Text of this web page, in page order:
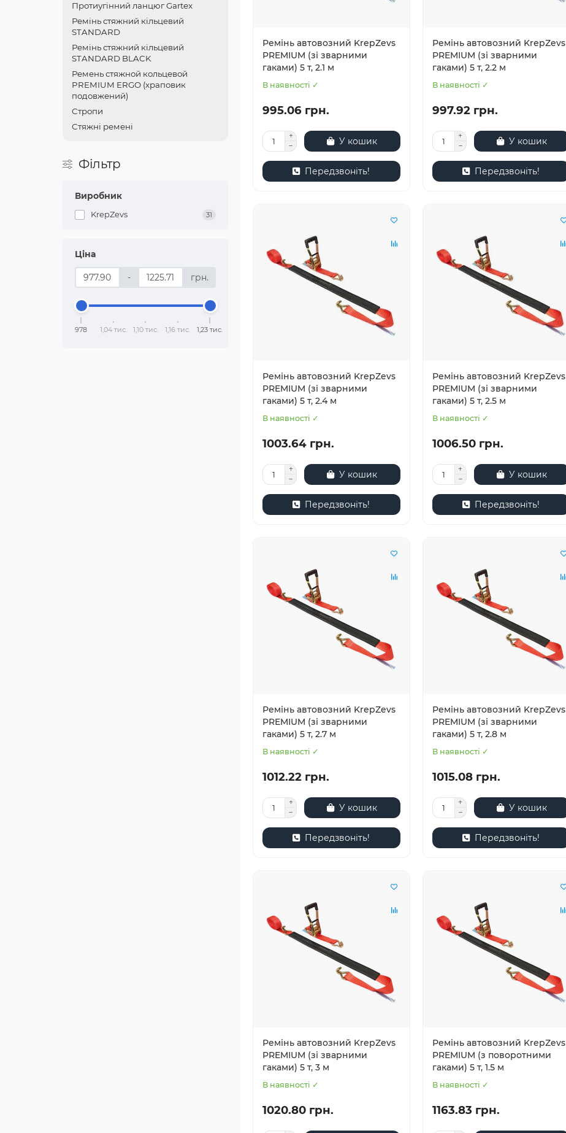
Протиугінний ланцюг Gartex
Ремінь стяжний кільцевий
STANDARD
Ремінь стяжний кільцевий
STANDARD BLACK
Ремень стяжной кольцевой
PREMIUM ERGO (храповик
подовжений)
Стропи
Стяжні ремені
Фільтр
Виробник
KrepZevs 31
Ціна
- грн.
978 1,04 тис. 1,10 тис. 1,16 тис. 1,23 тис.
Ремінь автовозний KrepZevs
PREMIUM (зі зварними
гаками) 5 т, 2.1 м
В наявності ✓
995.06 грн.
У кошик
Передзвоніть!
Ремінь автовозний KrepZevs
PREMIUM (зі зварними
гаками) 5 т, 2.2 м
В наявності ✓
997.92 грн.
У кошик
Передзвоніть!
Ремінь автовозний KrepZevs
PREMIUM (зі зварними
гаками) 5 т, 2.4 м
В наявності ✓
1003.64 грн.
У кошик
Передзвоніть!
Ремінь автовозний KrepZevs
PREMIUM (зі зварними
гаками) 5 т, 2.5 м
В наявності ✓
1006.50 грн.
У кошик
Передзвоніть!
Ремінь автовозний KrepZevs
PREMIUM (зі зварними
гаками) 5 т, 2.7 м
В наявності ✓
1012.22 грн.
У кошик
Передзвоніть!
Ремінь автовозний KrepZevs
PREMIUM (зі зварними
гаками) 5 т, 2.8 м
В наявності ✓
1015.08 грн.
У кошик
Передзвоніть!
Ремінь автовозний KrepZevs
PREMIUM (зі зварними
гаками) 5 т, 3 м
В наявності ✓
1020.80 грн.
Ремінь автовозний KrepZevs
PREMIUM (з поворотними
гаками) 5 т, 1.5 м
В наявності ✓
1163.83 грн.